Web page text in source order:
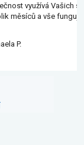
využívá Vašich
měsíců a vše funguje.
P.